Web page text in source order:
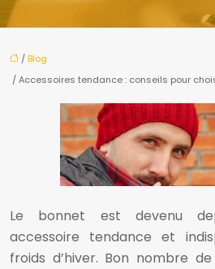
/Blog
/ Accessoires tendance : conseils pour
Le bonnet est devenu
accessoire tendance et
froids d’hiver. Bon nombre